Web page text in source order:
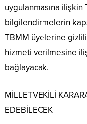
uygulanmasına
bilgilendirmelerin
TBMM üyelerine
hizmeti verilmesine
bağlayacak.
MİLLETVEKİLİ
EDEBİLECEK